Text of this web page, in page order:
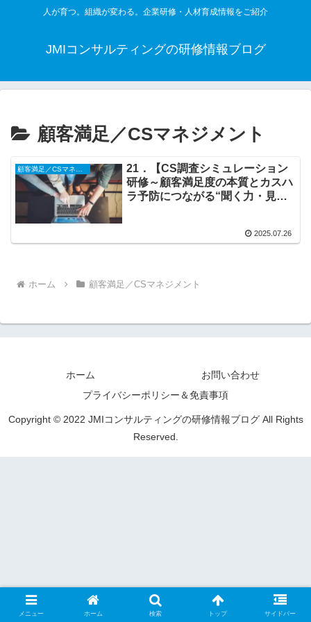
人が育つ。組織が変わる。企業研修・人材育成情報をご紹介
JMIコンサルティングの研修情報ブログ
顧客満足／CSマネジメント
21．【CS調査シミュレーション
研修～顧客満足度の本質とカスハ
ラ予防につながる“聞く力・見る
2025.07.26
ホーム 顧客満足／CSマネジメント
ホーム
お問い合わせ
プライバシーポリシー＆免責事項
Copyright © 2022 JMIコンサルティングの研修情報ブログ All Rights
Reserved.
メニュー ホーム 検索 トップ サイドバー